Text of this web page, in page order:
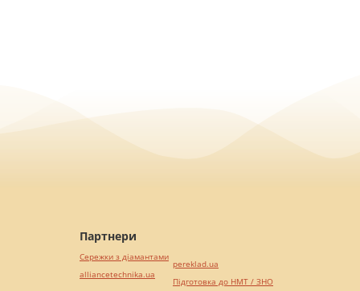
Партнери
Сережки з діамантами
alliancetechnika.ua
pereklad.ua
Підготовка до НМТ / ЗНО